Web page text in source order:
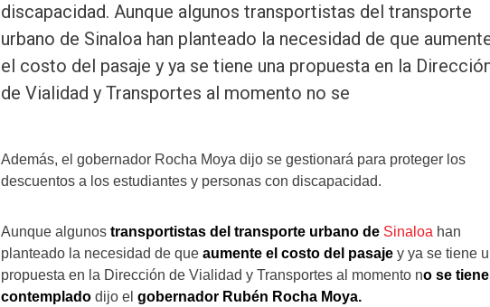
discapacidad. Aunque algunos transportistas del transporte
urbano de Sinaloa han planteado la necesidad de que
el costo del pasaje y ya se tiene una propuesta en la
de Vialidad y Transportes al momento no se
Además, el gobernador Rocha Moya dijo se gestionará para proteger los
descuentos a los estudiantes y personas con discapacidad.
Aunque algunos transportistas del transporte urbano de Sinaloa han
planteado la necesidad de que aumente el costo del pasaje y ya se tiene
propuesta en la Dirección de Vialidad y Transportes al momento no se tiene
contemplado dijo el gobernador Rubén Rocha Moya.